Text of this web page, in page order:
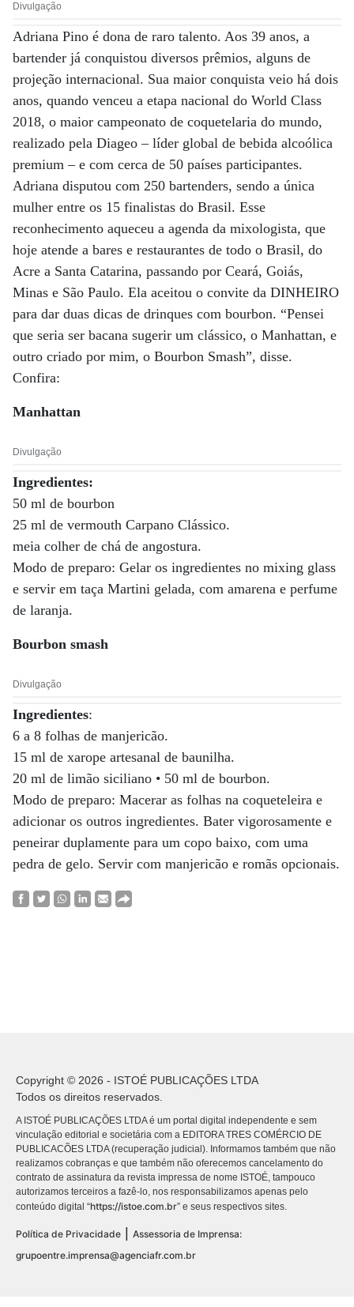
Divulgação
Adriana Pino é dona de raro talento. Aos 39 anos, a
bartender já conquistou diversos prêmios, alguns de
projeção internacional. Sua maior conquista veio há dois
anos, quando venceu a etapa nacional do World Class
2018, o maior campeonato de coquetelaria do mundo,
realizado pela Diageo – líder global de bebida alcoólica
premium – e com cerca de 50 países participantes.
Adriana disputou com 250 bartenders, sendo a única
mulher entre os 15 finalistas do Brasil. Esse
reconhecimento aqueceu a agenda da mixologista, que
hoje atende a bares e restaurantes de todo o Brasil, do
Acre a Santa Catarina, passando por Ceará, Goiás,
Minas e São Paulo. Ela aceitou o convite da DINHEIRO
para dar duas dicas de drinques com bourbon. “Pensei
que seria ser bacana sugerir um clássico, o Manhattan, e
outro criado por mim, o Bourbon Smash”, disse.
Confira:
Manhattan
Divulgação
Ingredientes:
50 ml de bourbon
25 ml de vermouth Carpano Clássico.
meia colher de chá de angostura.
Modo de preparo: Gelar os ingredientes no mixing glass
e servir em taça Martini gelada, com amarena e perfume
de laranja.
Bourbon smash
Divulgação
Ingredientes:
6 a 8 folhas de manjericão.
15 ml de xarope artesanal de baunilha.
20 ml de limão siciliano • 50 ml de bourbon.
Modo de preparo: Macerar as folhas na coqueteleira e
adicionar os outros ingredientes. Bater vigorosamente e
peneirar duplamente para um copo baixo, com uma
pedra de gelo. Servir com manjericão e romãs opcionais.
Copyright © 2026 - ISTOÉ PUBLICAÇÕES LTDA
Todos os direitos reservados.
A ISTOÉ PUBLICAÇÕES LTDA é um portal digital independente e sem
vinculação editorial e societária com a EDITORA TRES COMÉRCIO DE
PUBLICACÕES LTDA (recuperação judicial). Informamos também que não
realizamos cobranças e que também não oferecemos cancelamento do
contrato de assinatura da revista impressa de nome ISTOÉ, tampouco
autorizamos terceiros a fazê-lo, nos responsabilizamos apenas pelo
conteúdo digital “https://istoe.com.br” e seus respectivos sites.
Política de Privacidade
Assessoria de Imprensa:
grupoentre.imprensa@agenciafr.com.br